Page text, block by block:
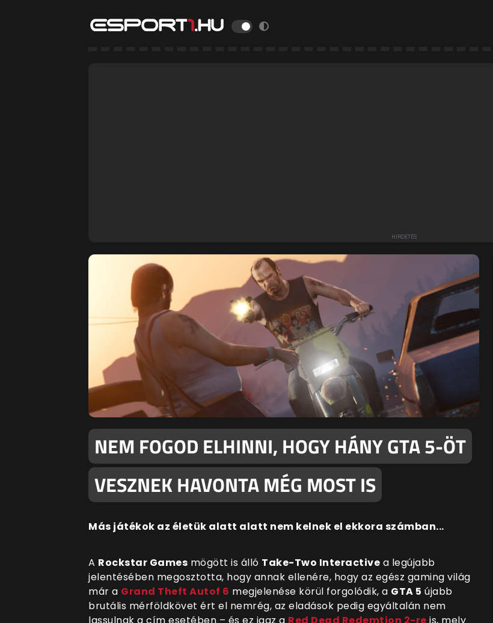
NEM FOGOD ELHINNI, HOGY HÁNY GTA 5-ÖT
VESZNEK HAVONTA MÉG MOST IS
Más játékok az életük alatt alatt nem kelnek el ekkora számban...
A Rockstar Games mögött is álló Take-Two Interactive a legújabb
jelentésében megosztotta, hogy annak ellenére, hogy az egész gaming világ
már a Grand Theft Autof 6 megjelenése körül forgolódik, a GTA 5 újabb
brutális mérföldkövet ért el nemrég, az eladások pedig egyáltalán nem
lassulnak a cím esetében – és ez igaz a Red Dead Redemtion 2-re is, mely